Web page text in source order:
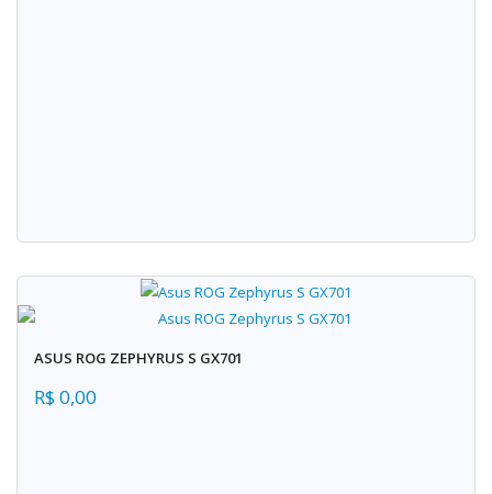
ASUS ROG ZEPHYRUS S GX701
R$ 0,00